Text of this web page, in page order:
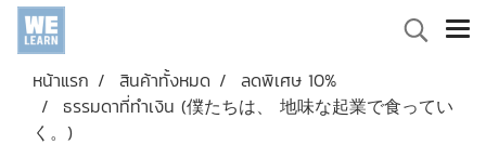
หน้าแรก สินค้าทั้งหมด
ลดพิเศษ 10%
ธรรมดาที่ทำเงิน (僕たちは、 地味な起業で食ってい
く。)